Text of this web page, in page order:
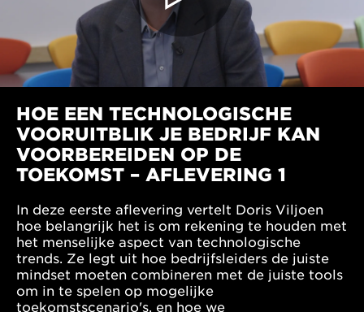
HOE EEN TECHNOLOGISCHE
VOORUITBLIK JE BEDRIJF KAN
VOORBEREIDEN OP DE
TOEKOMST – AFLEVERING 1
In deze eerste aflevering vertelt Doris Viljoen
hoe belangrijk het is om rekening te houden met
het menselijke aspect van technologische
trends. Ze legt uit hoe bedrijfsleiders de juiste
mindset moeten combineren met de juiste tools
om in te spelen op mogelijke
toekomstscenario's, en hoe we